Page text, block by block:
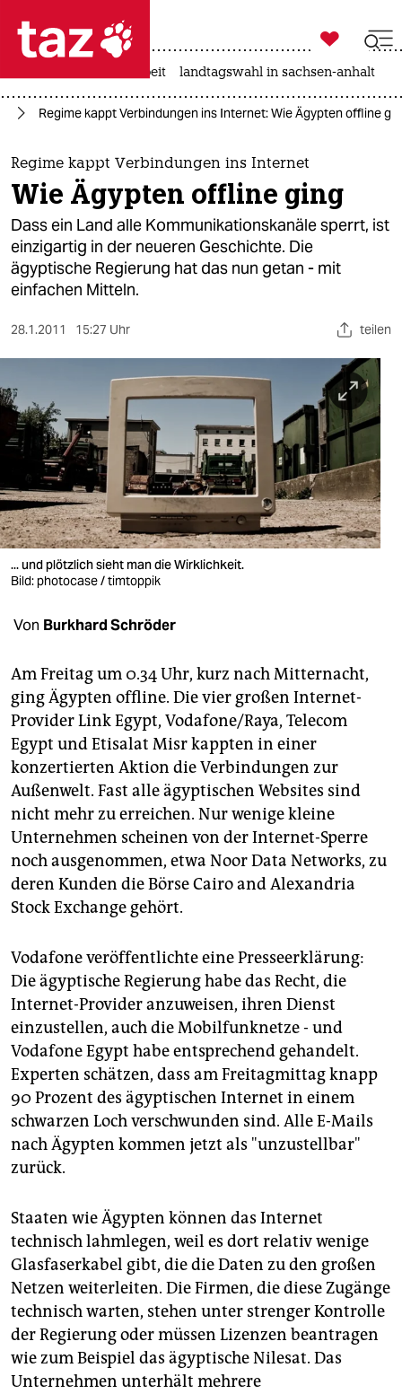
 taz zahl ich
taz zahl ich
themen
politik
öko
gesellschaft
kultur
sport
berlin
nord
wahrheit
verlag
verlag
shop
fragen & hilfe
unterstützen
abo
genossenschaft
epaper login

taz zahl ich
arbeit landtagswahl in sachsen-anhalt
Regime kappt Verbindungen ins Internet: Wie Ägypten offline
Regime kappt Verbindungen ins Internet
Wie Ägypten offline ging
Dass ein Land alle Kommunikationskanäle sperrt, ist
einzigartig in der neueren Geschichte. Die
ägyptische Regierung hat das nun getan - mit
einfachen Mitteln.
28.1.2011 15:27 Uhr teilen
... und plötzlich sieht man die Wirklichkeit.
Bild: photocase / timtoppik
Von Burkhard Schröder
Am Freitag um 0.34 Uhr, kurz nach Mitternacht,
ging Ägypten offline. Die vier großen Internet-
Provider Link Egypt, Vodafone/Raya, Telecom
Egypt und Etisalat Misr kappten in einer
konzertierten Aktion die Verbindungen zur
Außenwelt. Fast alle ägyptischen Websites sind
nicht mehr zu erreichen. Nur wenige kleine
Unternehmen scheinen von der Internet-Sperre
noch ausgenommen, etwa Noor Data Networks, zu
deren Kunden die Börse Cairo and Alexandria
Stock Exchange gehört.
Vodafone veröffentlichte eine Presseerklärung:
Die ägyptische Regierung habe das Recht, die
Internet-Provider anzuweisen, ihren Dienst
einzustellen, auch die Mobilfunknetze - und
Vodafone Egypt habe entsprechend gehandelt.
Experten schätzen, dass am Freitagmittag knapp
90 Prozent des ägyptischen Internet in einem
schwarzen Loch verschwunden sind. Alle E-Mails
nach Ägypten kommen jetzt als "unzustellbar"
zurück.
Staaten wie Ägypten können das Internet
technisch lahmlegen, weil es dort relativ wenige
Glasfaserkabel gibt, die die Daten zu den großen
Netzen weiterleiten. Die Firmen, die diese Zugänge
technisch warten, stehen unter strenger Kontrolle
der Regierung oder müssen Lizenzen beantragen
wie zum Beispiel das ägyptische Nilesat. Das
Unternehmen unterhält mehrere